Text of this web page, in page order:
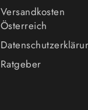
Versandkosten
Österreich
Ratgeber